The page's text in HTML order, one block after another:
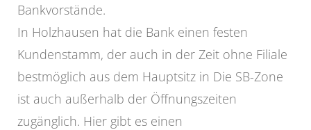
Bankvorstände.
In Holzhausen hat die Bank einen festen
Kundenstamm, der auch in der Zeit ohne Filiale
bestmöglich aus dem Hauptsitz in Die SB-Zone
ist auch außerhalb der Öffnungszeiten
zugänglich. Hier gibt es einen